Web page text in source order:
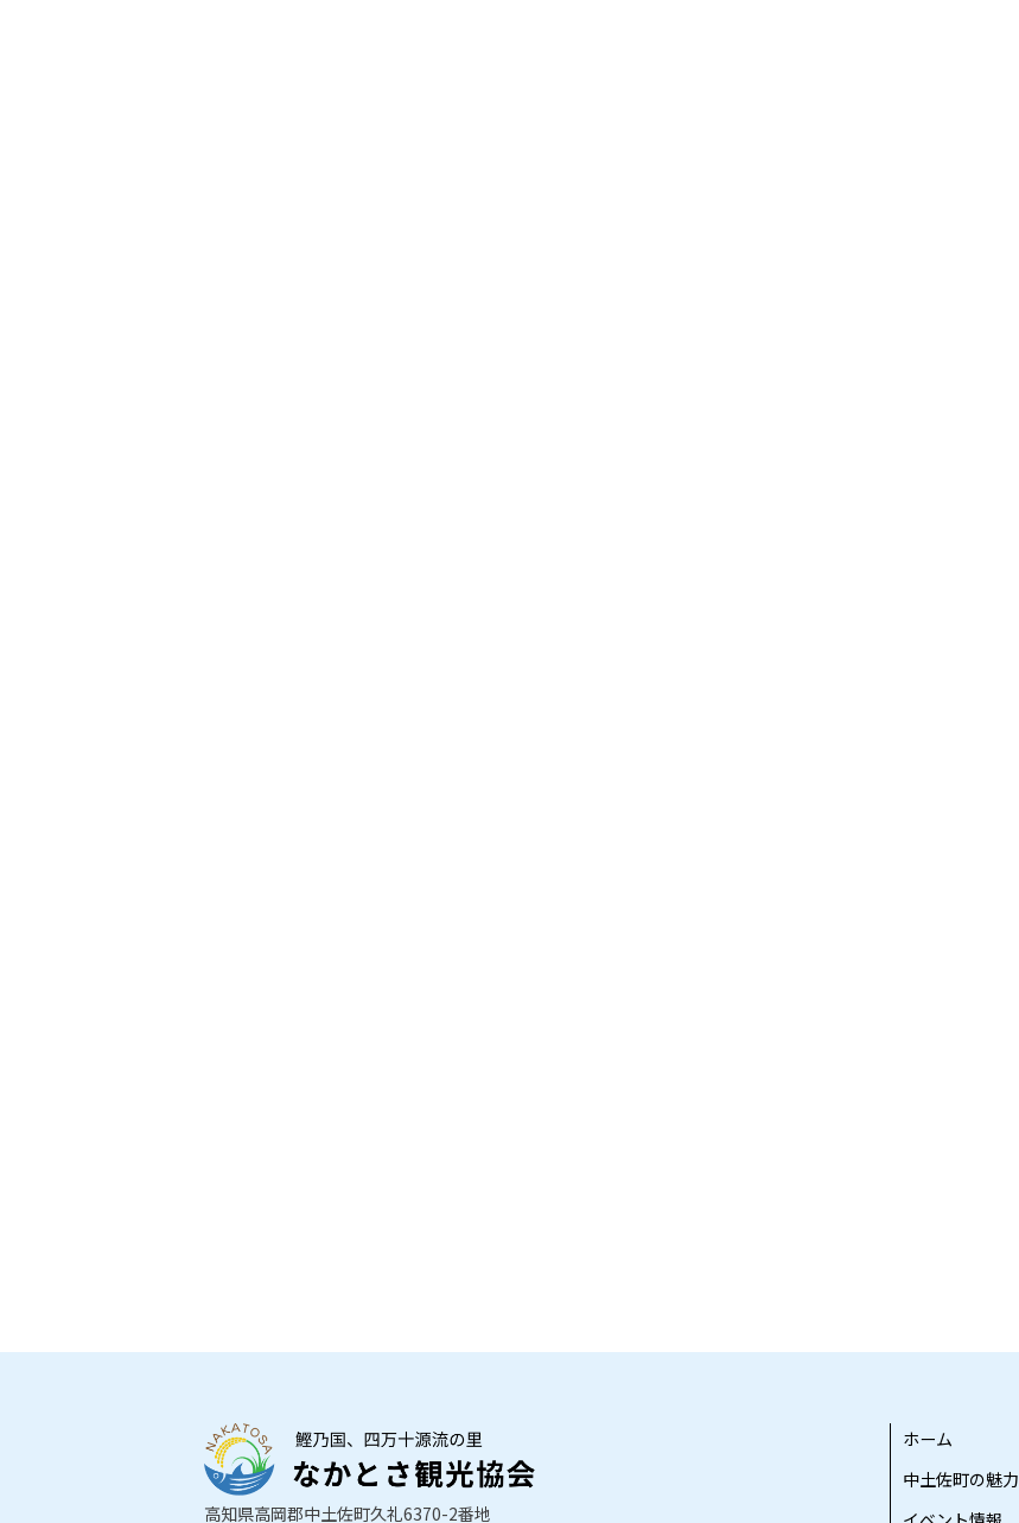
高知県高岡郡中土佐町久礼6370-2番地
ホーム
中土佐町の魅力